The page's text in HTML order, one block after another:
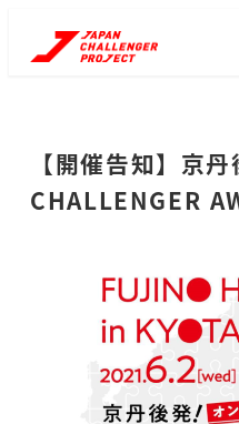
【開催告知】京
CHALLENGER